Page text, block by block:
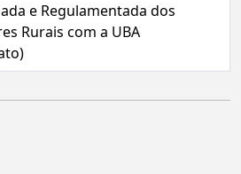
e Regulamentada dos
Rurais com a UBA